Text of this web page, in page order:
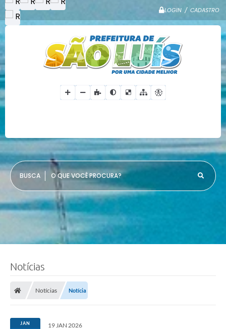
LOGIN / CADASTRO
O QUE VOCÊ PROCURA?
Notícias
Notícias Notícia
JAN 19 JAN 2026